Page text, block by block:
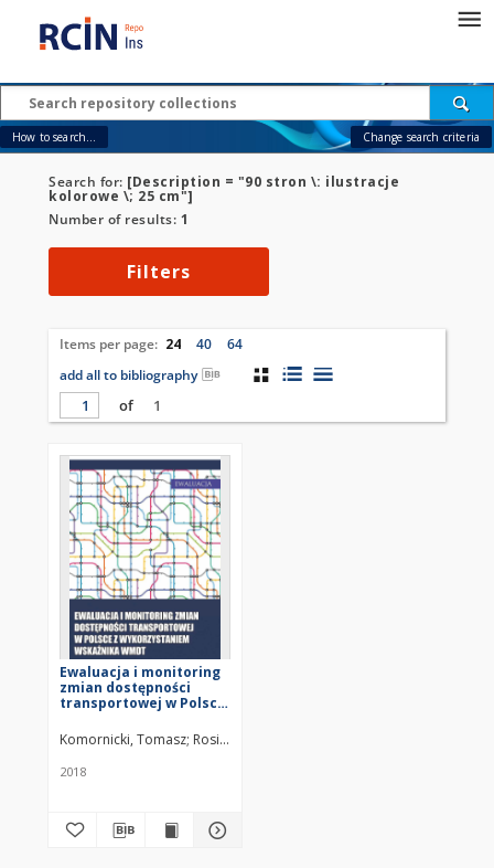
How to search... Change search criteria
Search for: [Description = "90 stron \: ilustracje
kolorowe \; 25 cm"]
Number of results: 1
Filters
Items per page: 24 40
64
add all to bibliography
of
1
Ewaluacja i monitoring
zmian dostępności
transportowej w Polsce
wskaźnika WMDT
Komornicki, Tomasz Rosik, Piotr
2018